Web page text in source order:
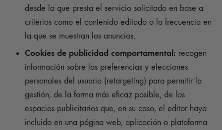
desde la que presta el servicio solicitado en base a
criterios como el contenido editado o la frecuencia en
la que se muestran los anuncios.
Cookies de publicidad comportamental: recogen
información sobre las preferencias y elecciones
personales del usuario (retargeting) para permitir la
gestión, de la forma más eficaz posible, de los
espacios publicitarios que, en su caso, el editor haya
incluido en una página web, aplicación o plataforma